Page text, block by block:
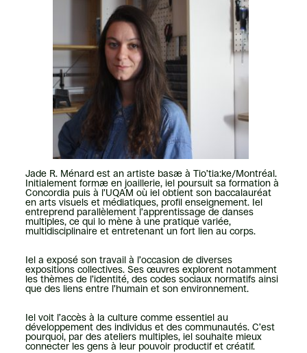
Jade R. Ménard est an artiste basæ à Tio’tia:ke/Montréal.
Initialement formæ en joaillerie, iel poursuit sa formation à
Concordia puis à l’UQAM où iel obtient son baccalauréat
en arts visuels et médiatiques, profil enseignement. Iel
entreprend parallèlement l’apprentissage de danses
multiples, ce qui lo mène à une pratique variée,
multidisciplinaire et entretenant un fort lien au corps.
Iel a exposé son travail à l’occasion de diverses
expositions collectives. Ses œuvres explorent notamment
les thèmes de l’identité, des codes sociaux normatifs ainsi
que des liens entre l’humain et son environnement.
Iel voit l’accès à la culture comme essentiel au
développement des individus et des communautés. C’est
pourquoi, par des ateliers multiples, iel souhaite mieux
connecter les gens à leur pouvoir productif et créatif.